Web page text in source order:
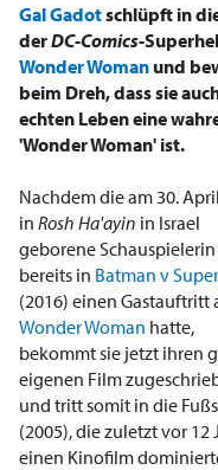
Gal Gadotschlüpft in
derDC-Comics-
Wonder Woman und
beim Dreh, dass sie
echten Leben eine
'Wonder Woman' ist.
Nachdem die am 30.
in Rosh Ha'ayin in Israel
geborene Schauspielerin
bereits in Batman v
(2016) einen Gastauftritt
Wonder Woman hatte,
bekommt sie jetzt ihren
eigenen Film
und tritt somit in die
(2005), die zuletzt vor
einen Kinofilm